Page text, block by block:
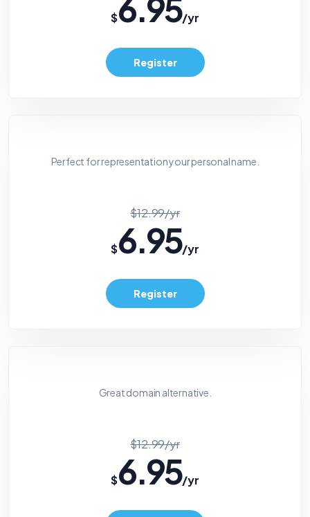
$6.95/yr
Register
Perfect for representation your personal name.
$12.99/yr
$6.95/yr
Register
Great domain alternative.
$12.99/yr
$6.95/yr